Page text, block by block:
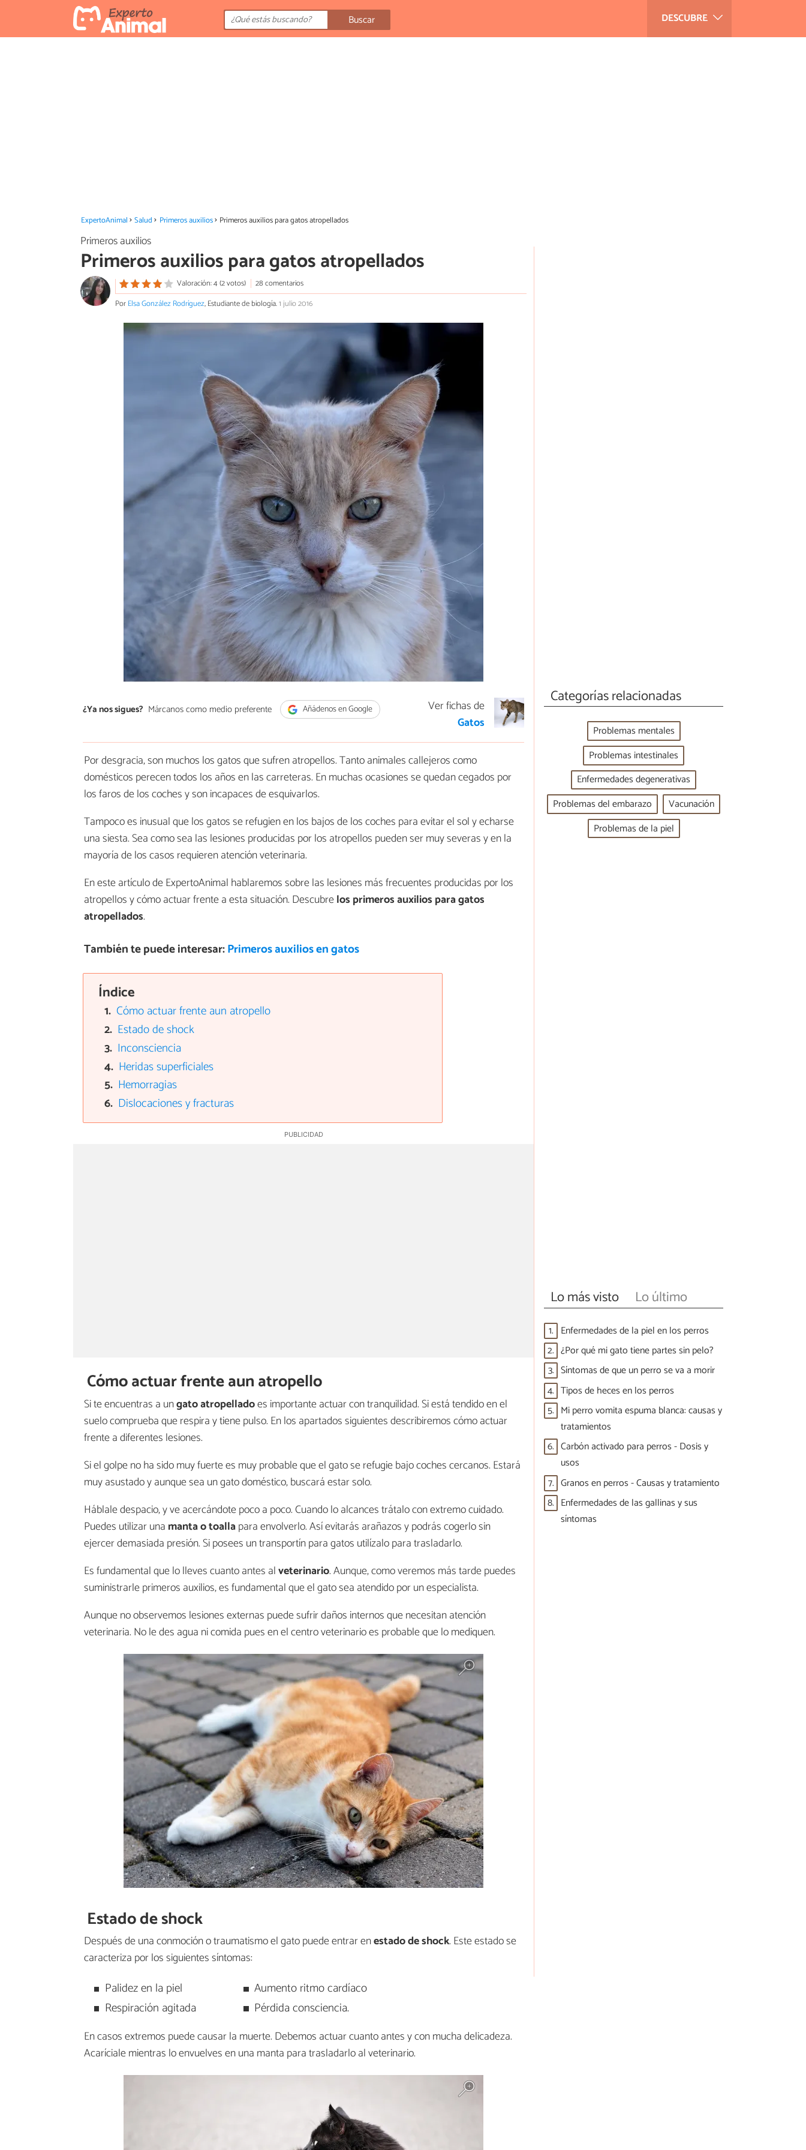
DESCUBRE
Buscar
ExpertoAnimal Salud Primeros auxilios Primeros auxilios para gatos atropellados
Primeros auxilios
Primeros auxilios para gatos atropellados
Valoración: 4 (2 votos)
28 comentarios
PorElsa González Rodríguez, Estudiante de biología.1 julio 2016
¿Ya nos sigues? Márcanos como medio preferente Añádenos en Google
Ver fichas de
Gatos
Por desgracia, son muchos los gatos que sufren atropellos. Tanto animales callejeros como
domésticos perecen todos los años en las carreteras. En muchas ocasiones se quedan cegados por
los faros de los coches y son incapaces de esquivarlos.
Tampoco es inusual que los gatos se refugien en los bajos de los coches para evitar el sol y echarse
una siesta. Sea como sea las lesiones producidas por los atropellos pueden ser muy severas y en la
mayoría de los casos requieren atención veterinaria.
En este artículo de ExpertoAnimal hablaremos sobre las lesiones más frecuentes producidas por los
atropellos y cómo actuar frente a esta situación. Descubrelos primeros auxilios para gatos
atropellados.
También te puede interesar:Primeros auxilios en gatos
Índice
Cómo actuar frente aun atropello
Estado de shock
Inconsciencia
Heridas superficiales
Hemorragias
Dislocaciones y fracturas
Cómo actuar frente aun atropello
Si te encuentras a ungato atropelladoes importante actuar con tranquilidad. Si está tendido en el
suelo comprueba que respira y tiene pulso. En los apartados siguientes describiremos cómo actuar
frente a diferentes lesiones.
Si el golpe no ha sido muy fuerte es muy probable que el gato se refugie bajo coches cercanos. Estará
muy asustado y aunque sea un gato doméstico, buscará estar solo.
Háblale despacio, y ve acercándote poco a poco. Cuando lo alcances trátalo con extremo cuidado.
Puedes utilizar una manta o toallapara envolverlo. Así evitarás arañazos y podrás cogerlo sin
ejercer demasiada presión. Si posees un transportín para gatos utilízalo para trasladarlo.
Es fundamental que lo lleves cuanto antes alveterinario. Aunque, como veremos más tarde puedes
suministrarle primeros auxilios, es fundamental que el gato sea atendido por un especialista.
Aunque no observemos lesiones externas puede sufrir daños internos que necesitan atención
veterinaria. No le des agua ni comida pues en el centro veterinario es probable que lo mediquen.
Estado de shock
Después de una conmoción o traumatismo el gato puede entrar enestado de shock. Este estado se
caracteriza por los siguientes síntomas:
Palidez en la piel
Respiración agitada
Aumento ritmo cardíaco
Pérdida consciencia.
En casos extremos puede causar la muerte. Debemos actuar cuanto antes y con mucha delicadeza.
Acaríciale mientras lo envuelves en una manta para trasladarlo al veterinario.
Categorías relacionadas
Problemas mentales
Problemas intestinales
Enfermedades degenerativas
Problemas del embarazo
Vacunación
Problemas de la piel
Lo más visto Lo último
1. Enfermedades de la piel en los perros
2. ¿Por qué mi gato tiene partes sin pelo?
3. Síntomas de que un perro se va a morir
4. Tipos de heces en los perros
5. Mi perro vomita espuma blanca: causas y
tratamientos
6. Carbón activado para perros - Dosis y
usos
7. Granos en perros - Causas y tratamiento
8. Enfermedades de las gallinas y sus
síntomas